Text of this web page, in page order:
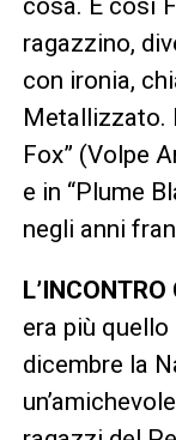
ragazzino,
con ironia,
Metallizzato.
Fox” (Volpe
e in “Plume
negli anni
era più
dicembre la